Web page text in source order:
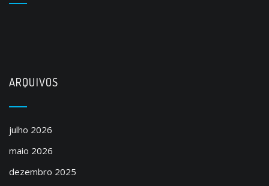
ARQUIVOS
julho 2026
maio 2026
dezembro 2025